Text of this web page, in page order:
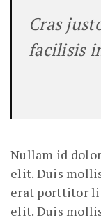
Cras
facilisis
Nullam id
elit. Duis
erat porttitor
elit. Duis